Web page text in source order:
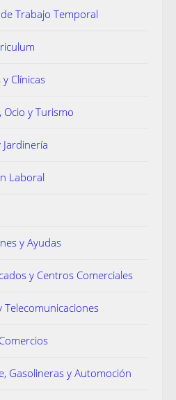
Trabajo Temporal
Clínicas
Ocio y Turismo
Jardinería
Laboral
y Ayudas
y Centros Comerciales
Telecomunicaciones
Gasolineras y Automoción